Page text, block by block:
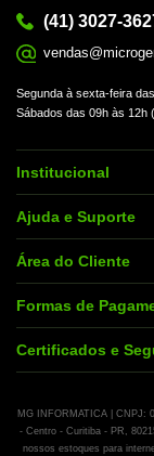
(41) 3027-
Segunda à sexta-feira
Sábados das 09h às 12h
Institucional
Ajuda e Suporte
Área do Cliente
Formas de
Certificados e
MG INFORMATICA | CNPJ:
- Centro - Curitiba - PR,
nossos estoques para